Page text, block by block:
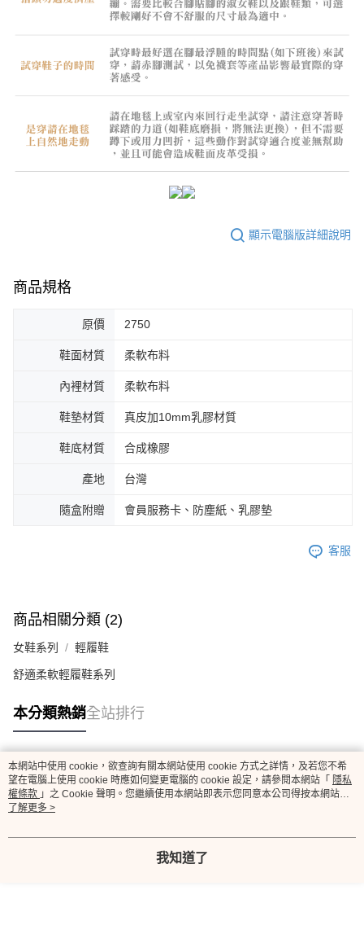
顯示電腦版詳細說明
商品規格
原價 2750
鞋面材質 柔軟布料
內裡材質 柔軟布料
鞋墊材質 真皮加10mm乳膠材質
鞋底材質 合成橡膠
產地 台灣
隨盒附贈 會員服務卡、防塵紙、乳膠墊
客服
商品相關分類 (2)
女鞋系列 輕履鞋
舒適柔軟輕履鞋系列
本分類熱銷全站排行
熱門標籤
本網站中使用 cookie，欲查詢有關本網站使用 cookie 方式之詳情，及若您不希
望在電腦上使用 cookie 時應如何變更電腦的 cookie 設定，請參閱本網站「 隱私
權條款 」之 Cookie 聲明。您繼續使用本網站即表示您同意本公司得按本網站使
用條款之 Cookie 聲明使用 cookie。
了解更多 >
我知道了